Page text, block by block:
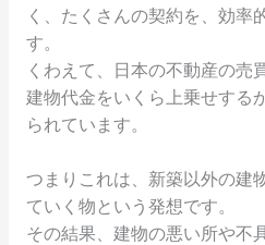
く、たくさんの契約を、効率
す。
くわえて、日本の不動産の売
建物代金をいくら上乗せする
られています。
つまりこれは、新築以外の建
ていく物という発想です。
その結果、建物の悪い所や不